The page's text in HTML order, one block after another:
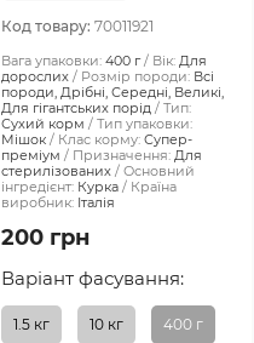
Код товару: 70011921
Вага упаковки: 400 г Вік: Для
дорослих
Розмір породи: Всі
породи, Дрібні, Середні, Великі,
Для гігантських порід
Тип:
Сухий корм
Тип упаковки:
Мішок
Клас корму: Супер-
преміум
Призначення: Для
стерилізованих
Основний
інгредієнт: Курка
Країна
виробник: Італія
200 грн
Варіант фасування:
1.5 кг 10 кг 400 г